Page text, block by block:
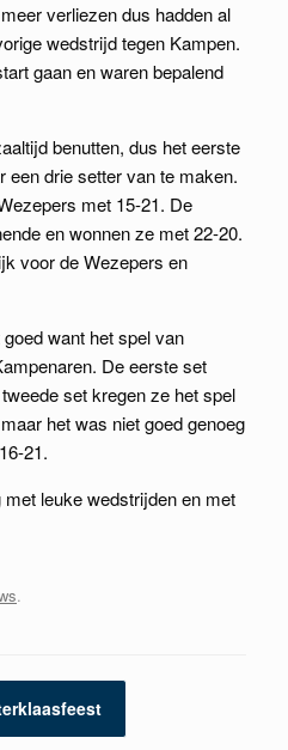
verliezen dus hadden al
wedstrijd tegen Kampen.
gaan en waren bepalend
benutten, dus het eerste
een drie setter van te maken.
met 15-21. De
en wonnen ze met 22-20.
voor de Wezepers en
want het spel van
De eerste set
set kregen ze het spel
het was niet goed genoeg
21.
leuke wedstrijden en met
.